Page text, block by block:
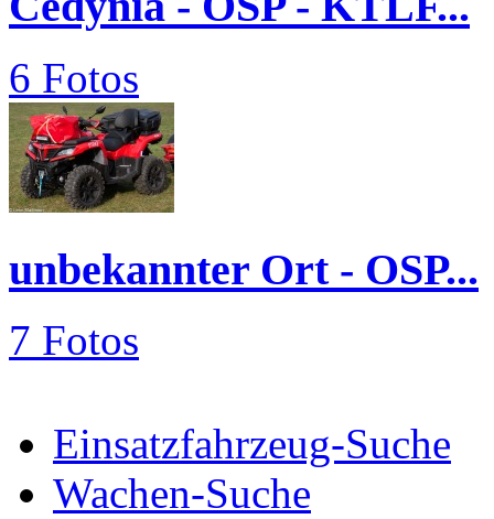
6 Fotos
unbekannter Ort - OSP...
7 Fotos
Einsatzfahrzeug-Suche
Wachen-Suche